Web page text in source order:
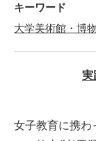
キーワード
大学美術館・博
実
女子教育に携わ